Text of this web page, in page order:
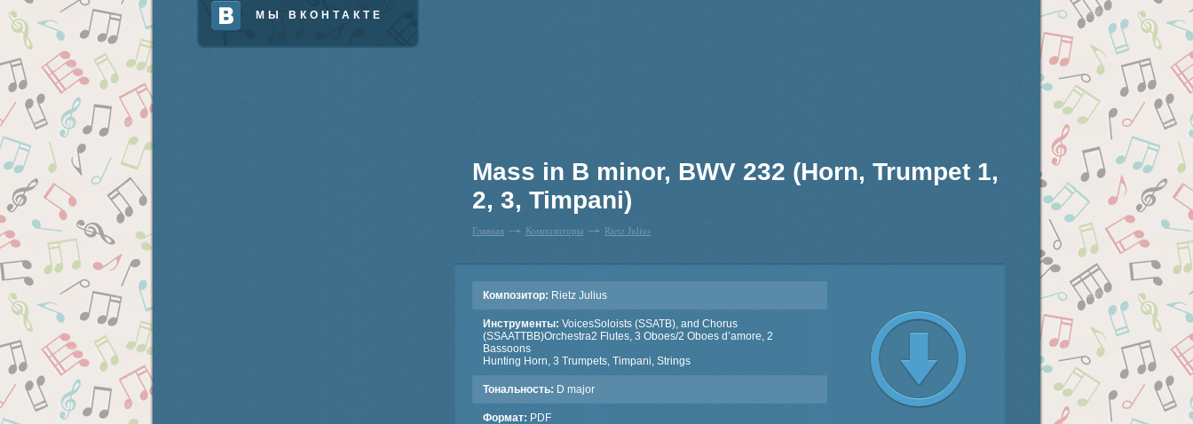
МЫ ВКОНТАКТЕ
Mass in B minor, BWV 232 (Horn, Trumpet 1,
2, 3, Timpani)
Главная Композиторы Rietz Julius
Композитор: Rietz Julius
Инструменты: VoicesSoloists (SSATB), and Chorus
(SSAATTBB)Orchestra2 Flutes, 3 Oboes/2 Oboes d’amore, 2
Bassoons
Hunting Horn, 3 Trumpets, Timpani, Strings
Тональность: D major
Формат: PDF